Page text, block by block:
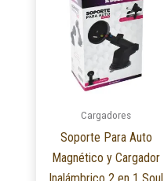
Cargadores
Soporte Para Auto
Magnético y Cargador